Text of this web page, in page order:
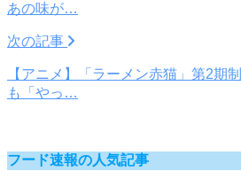
あの味が…
次の記事
【アニメ】「ラーメン赤猫」第2期
も「やっ…
フード速報の人気記事